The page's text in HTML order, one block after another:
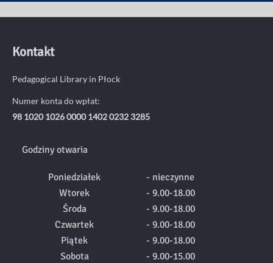
Kontakt
Pedagogical Library in Płock
Numer konta do wpłat:
98 1020 1026 0000 1402 0232 3285
Godziny otwaria
Poniedziałek
Wtorek
Środa
Czwartek
Piątek
Sobota
- nieczynne
- 9.00-18.00
- 9.00-18.00
- 9.00-18.00
- 9.00-18.00
- 9.00-15.00